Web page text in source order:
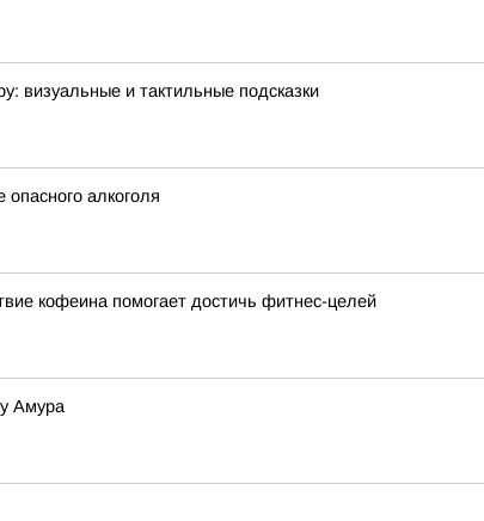
визуальные и тактильные подсказки
алкоголя
кофеина помогает достичь фитнес-целей
Амура